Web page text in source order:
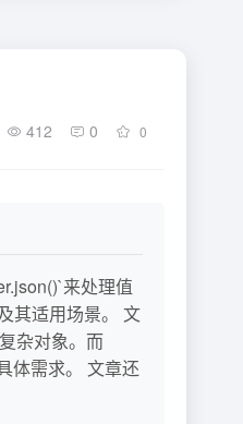
412 0 0
来处理值
其适用场景。 文
杂对象。而
体需求。 文章还